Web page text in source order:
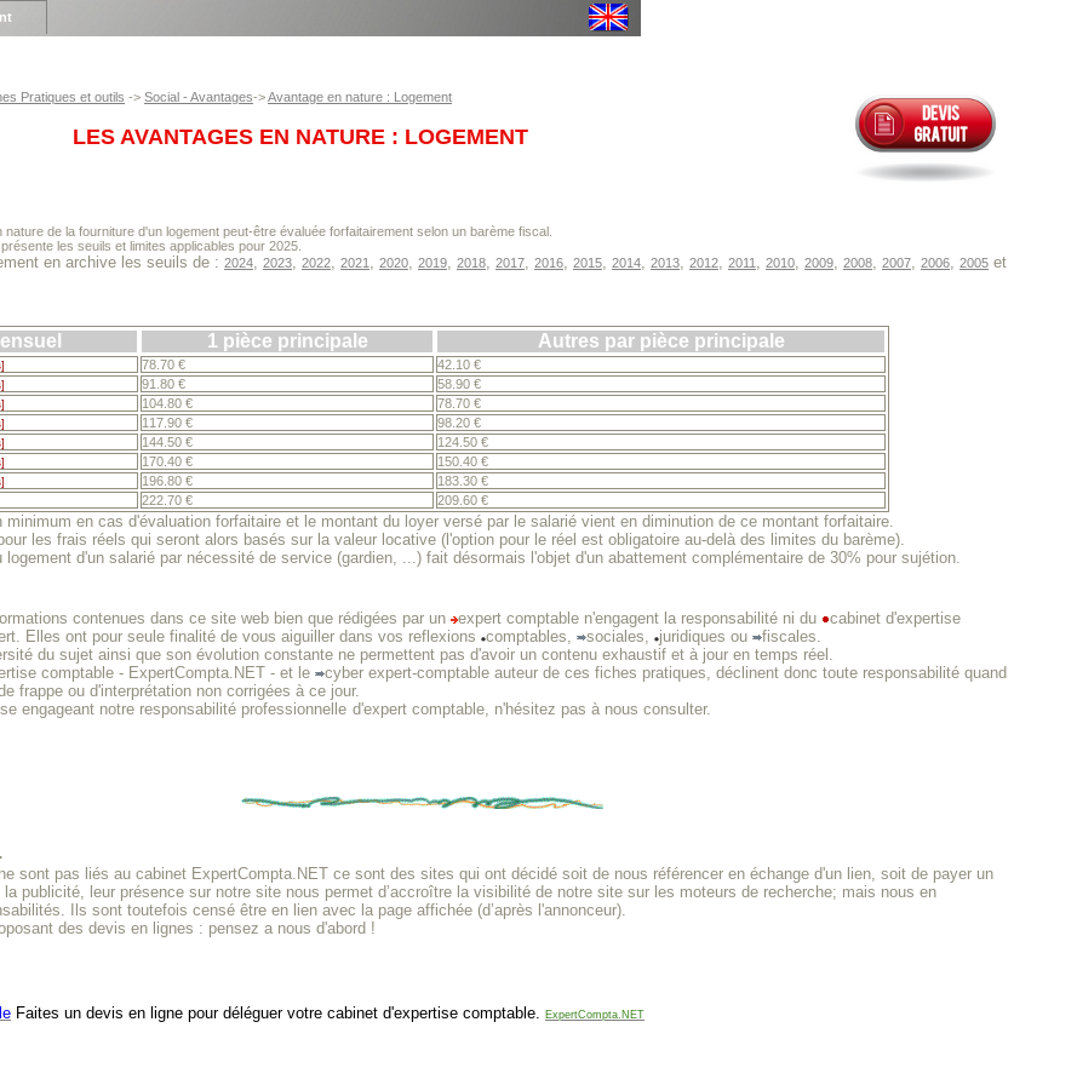
Pratiques et outils -> Social - Avantages->Avantage en nature : Logement
LES AVANTAGES EN NATURE : LOGEMENT
nature de la fourniture d'un logement peut-être évaluée forfaitairement selon un barème fiscal.
les seuils et limites applicables pour 2025.
en archive les seuils de : 2024, 2023, 2022, 2021 , 2020, 2019, 2018, 2017, 2016, 2015, 2014, 2013, 2012, 2011 , 2010, 2009, 2008, 2007, 2006, 2005 et
1 pièce principale Autres par pièce principale
78.70 €
42.10 €
91.80 €
58.90 €
104.80 €
78.70 €
117.90 €
98.20 €
144.50 €
124.50 €
170.40 €
150.40 €
196.80 €
183.30 €
222.70 € 209.60 €
minimum en cas d'évaluation forfaitaire et le montant du loyer versé par le salarié vient en diminution de ce montant forfaitaire.
les frais réels qui seront alors basés sur la valeur locative (l'option pour le réel est obligatoire au-delà des limites du barème).
logement d'un salarié par nécessité de service (gardien, ...) fait désormais l'objet d'un abattement complémentaire de 30% pour sujétion.
contenues dans ce site web bien que rédigées par un expert comptable n'engagent la responsabilité ni du
cabinet d'expertise
Elles ont pour seule finalité de vous aiguiller dans vos reflexions comptables, sociales, juridiques ou
fiscales.
du sujet ainsi que son évolution constante ne permettent pas d'avoir un contenu exhaustif et à jour en temps réel.
comptable - ExpertCompta.NET - et le
cyber expert-comptable auteur de ces fiches pratiques, déclinent donc toute responsabilité quand
frappe ou d'interprétation non corrigées à ce jour.
engageant notre responsabilité professionnelle d'expert comptable, n'hésitez pas à nous consulter.
sont pas liés au cabinet ExpertCompta.NET ce sont des sites qui ont décidé soit de nous référencer en échange d'un lien, soit de payer un
la publicité, leur présence sur notre site nous permet d’accroître la visibilité de notre site sur les moteurs de recherche; mais nous en
Ils sont toutefois censé être en lien avec la page affichée (d’après l'annonceur).
des devis en lignes : pensez a nous d'abord !
Faites un devis en ligne pour déléguer votre cabinet d'expertise comptable. ExpertCompta.NET